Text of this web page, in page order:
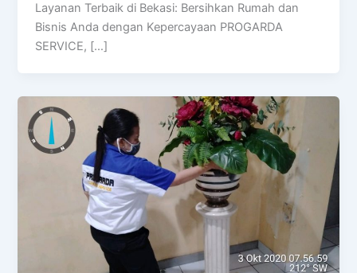
Layanan Terbaik di Bekasi: Bersihkan Rumah dan
Bisnis Anda dengan Kepercayaan PROGARDA
SERVICE, […]